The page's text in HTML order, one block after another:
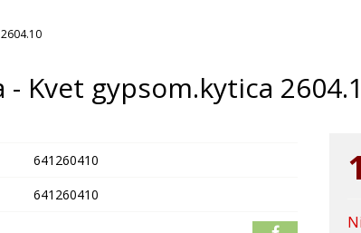
- Kvet gypsom.kytica
641260410
641260410